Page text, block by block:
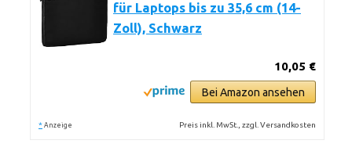
für Laptops bis zu 35,6 cm (14-
Zoll), Schwarz
10,05 €
Bei Amazon ansehen
* Anzeige Preis inkl. MwSt., zzgl. Versandkosten